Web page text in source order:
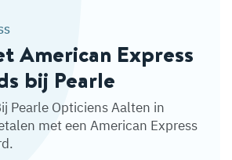
American Express
bij Pearle
Pearle Opticiens Aalten in
met een American Express